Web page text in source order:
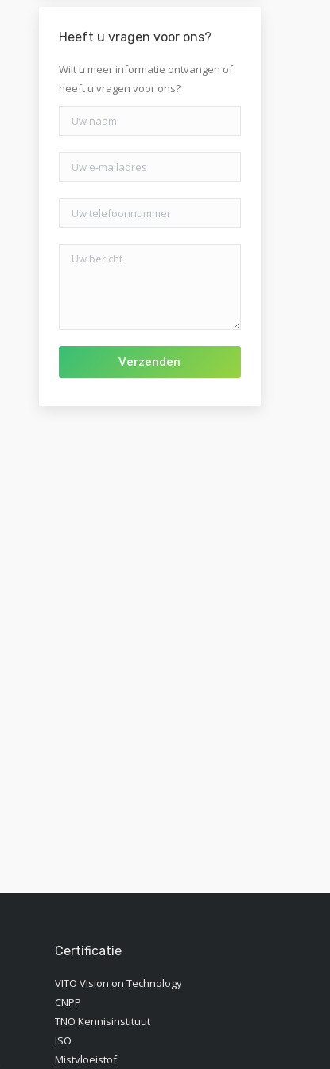
Heeft u vragen voor ons?
Wilt u meer informatie ontvangen of
heeft u vragen voor ons?
Gelieve dit veld leeg te laten.
Certificatie
VITO Vision on Technology
CNPP
TNO Kennisinstituut‎
ISO
Mistvloeistof